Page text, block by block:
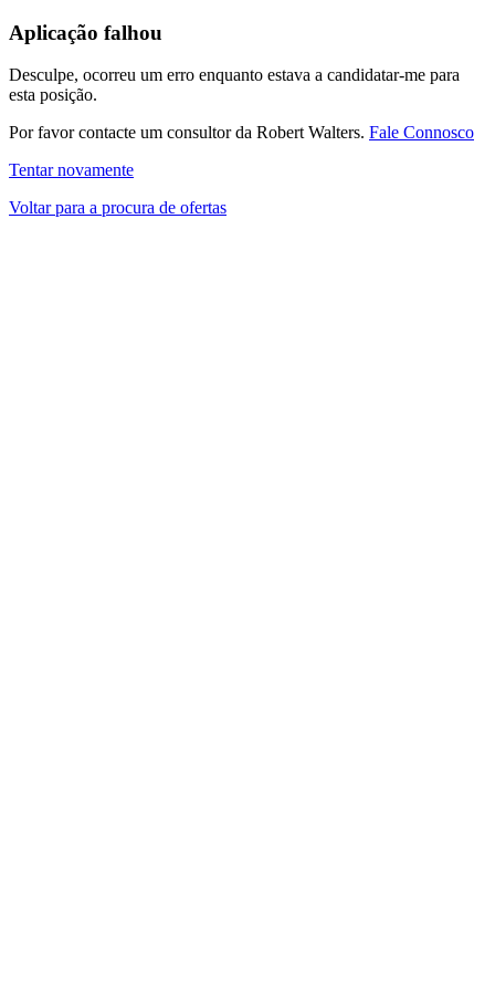
Aplicação falhou
Desculpe, ocorreu um erro enquanto estava a candidatar-me para
esta posição.
Por favor contacte um consultor da Robert Walters. Fale Connosco
Tentar novamente
Voltar para a procura de ofertas